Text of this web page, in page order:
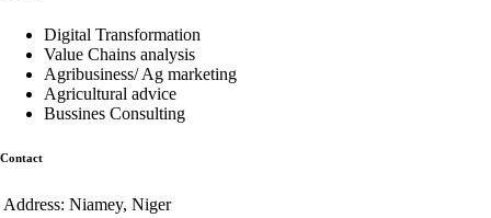
Digital Transformation
Value Chains analysis
Agribusiness/ Ag marketing
Agricultural advice
Bussines Consulting
Contact
Address: Niamey, Niger